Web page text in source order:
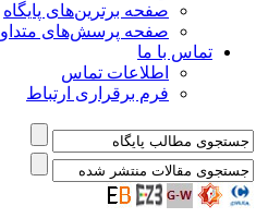
صفحه برترین‌های پایگاه
صفحه پرسش‌های متداول
تماس با ما
اطلاعات تماس
فرم برقراری ارتباط